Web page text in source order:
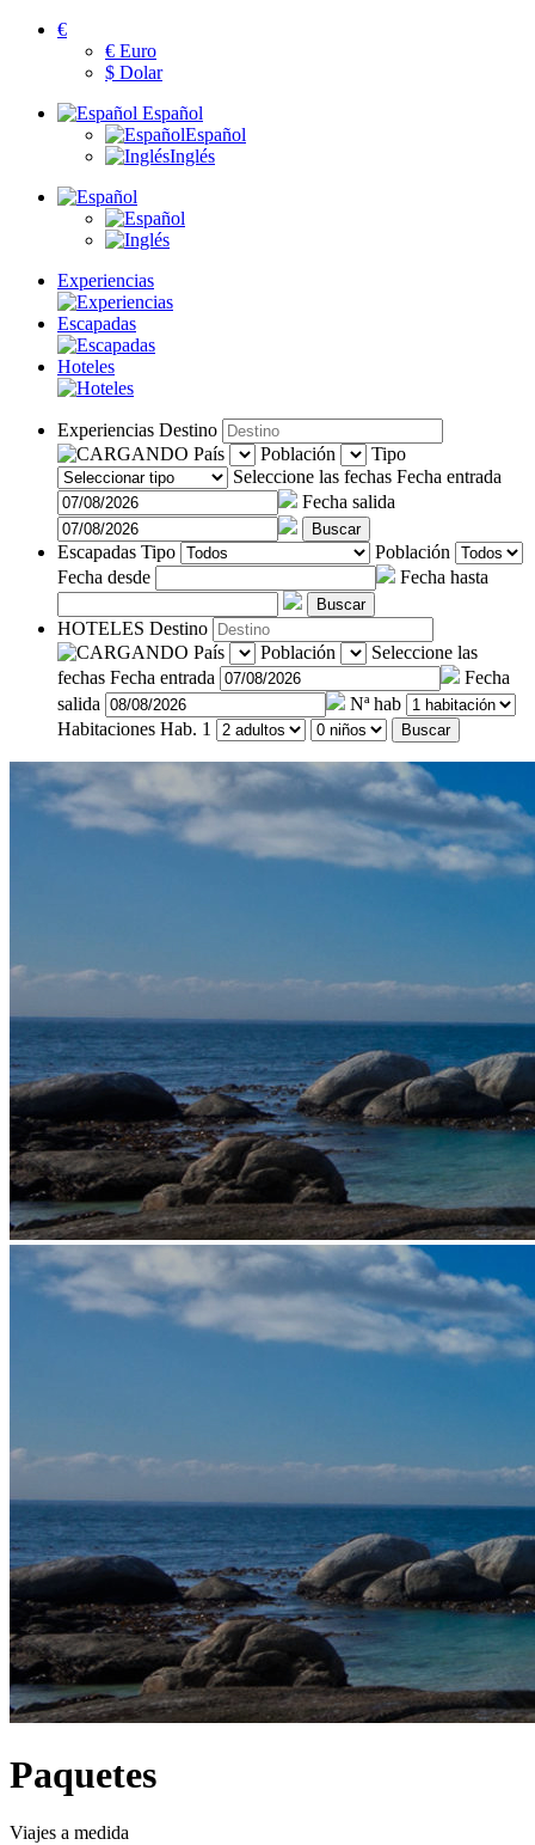
€
€ Euro
$ Dolar
Español
Español
Inglés
Experiencias
Escapadas
Hoteles
Experiencias Destino
País
Población
Tipo
Seleccione las fechas Fecha entrada
Fecha salida
Buscar
Escapadas Tipo
Población
Fecha desde
Fecha hasta
Buscar
HOTELES Destino
País
Población
Seleccione las
fechas Fecha entrada
Fecha
salida
Nª hab
Habitaciones Hab. 1 Buscar
Paquetes
Viajes a medida